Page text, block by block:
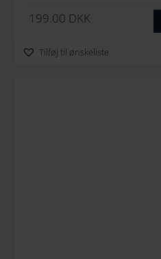
199.00 DKK
Tilføj til ønskeliste